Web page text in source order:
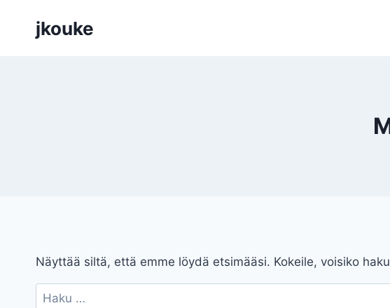
sisältöönjkouke
Näyttää siltä, että emme löydä etsimääsi. Kokeile, voisiko
Haku: